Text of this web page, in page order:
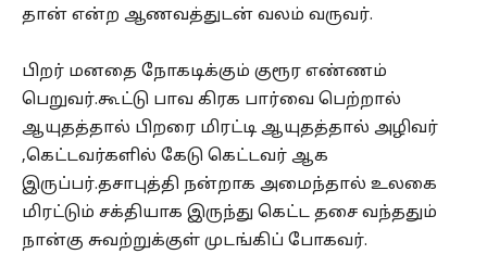
தான் என்ற ஆணவத்துடன் வலம் வருவர்.
பிறர் மனதை நோகடிக்கும் குரூர எண்ணம்
பெறுவர்.கூட்டு பாவ கிரக பார்வை பெற்றால்
ஆயுதத்தால் பிறரை மிரட்டி ஆயுதத்தால் அழிவர்
,கெட்டவர்களில் கேடு கெட்டவர் ஆக
இருப்பர்.தசாபுத்தி நன்றாக அமைந்தால் உலகை
மிரட்டும் சக்தியாக இருந்து கெட்ட தசை வந்ததும்
நான்கு சுவற்றுக்குள் முடங்கிப் போகவர்.